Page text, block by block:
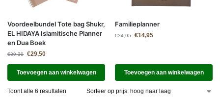
Voordeelbundel Tote bag Shukr,
EL HIDAYA Islamitische Planner
en Dua Boek
€39,39 €29,50
Toevoegen aan winkelwagen
Familieplanner
€34,95 €14,95
Toevoegen aan winkelwagen
Toont alle 6 resultaten